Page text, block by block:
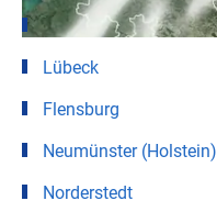
Kiel
Lübeck
Flensburg
Neumünster (Holstein)
Norderstedt